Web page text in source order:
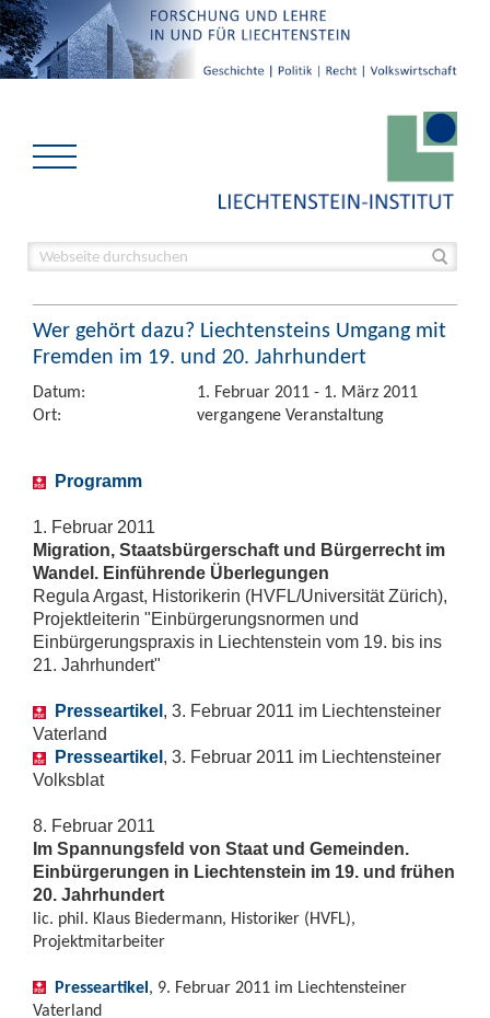
Wer gehört dazu? Liechtensteins Umgang mit
Fremden im 19. und 20. Jahrhundert
Datum:
1. Februar 2011 - 1. März 2011
Ort:
vergangene Veranstaltung
Programm
1. Februar 2011
Migration, Staatsbürgerschaft und Bürgerrecht im
Wandel. Einführende Überlegungen
Regula Argast, Historikerin (HVFL/Universität Zürich),
Projektleiterin "Einbürgerungsnormen und
Einbürgerungspraxis in Liechtenstein vom 19. bis ins
21. Jahrhundert"
Presseartikel , 3. Februar 2011 im Liechtensteiner
Vaterland
Presseartikel , 3. Februar 2011 im Liechtensteiner
Volksblat
8. Februar 2011
Im Spannungsfeld von Staat und Gemeinden.
Einbürgerungen in Liechtenstein im 19. und frühen
20. Jahrhundert
lic. phil. Klaus Biedermann, Historiker (HVFL),
Projektmitarbeiter
Presseartikel, 9. Februar 2011 im Liechtensteiner
Vaterland